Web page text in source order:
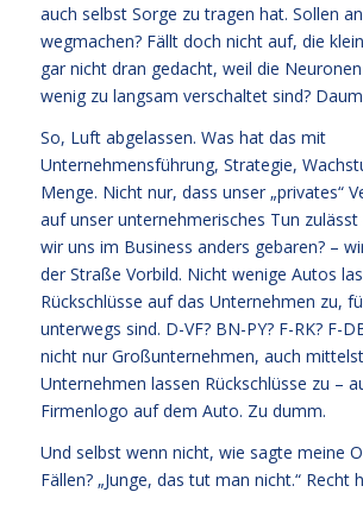
auch selbst Sorge zu tragen hat. Sollen
wegmachen? Fällt doch nicht auf, die
gar nicht dran gedacht, weil die
wenig zu langsam verschaltet sind?
So, Luft abgelassen. Was hat das mit
Unternehmensführung, Strategie,
Menge. Nicht nur, dass unser „privates“
auf unser unternehmerisches Tun
wir uns im Business anders gebaren? –
der Straße Vorbild. Nicht wenige Autos
Rückschlüsse auf das Unternehmen zu,
unterwegs sind. D-VF? BN-PY? F-RK? F-
nicht nur Großunternehmen, auch
Unternehmen lassen Rückschlüsse zu –
Firmenlogo auf dem Auto. Zu dumm.
Und selbst wenn nicht, wie sagte meine
Fällen? „Junge, das tut man nicht.“ Recht